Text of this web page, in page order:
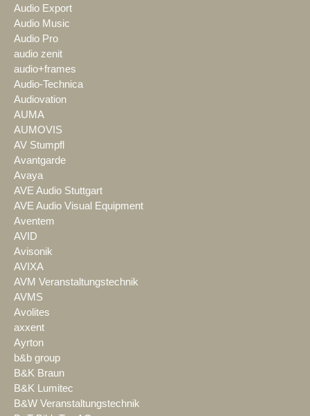
Audio Export
Audio Music
Audio Pro
audio zenit
audio+frames
Audio-Technica
Audiovation
AUMA
AUMOVIS
AV Stumpfl
Avantgarde
Avaya
AVE Audio Stuttgart
AVE Audio Visual Equipment
Aventem
AVID
Avisonik
AVIXA
AVM Veranstaltungstechnik
AVMS
Avolites
axxent
Ayrton
b&b group
B&K Braun
B&K Lumitec
B&W Veranstaltungstechnik